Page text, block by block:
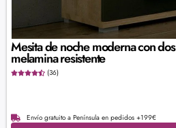
Mesita de noche moderna con
melamina resistente
(36)
Envío gratuito a Península en pedidos +199€